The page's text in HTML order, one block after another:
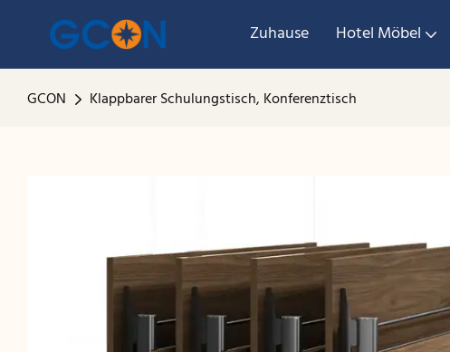
Zuhause Hotel Möbel
GCON Klappbarer Schulungstisch, Konferenztisch